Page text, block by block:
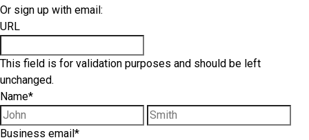
Or sign up with email:
URL
This field is for validation purposes and should be left
unchanged.
Name*
First name
Business email *